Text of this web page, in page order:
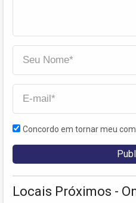
Concordo em tornar meu
Locais Próximos -